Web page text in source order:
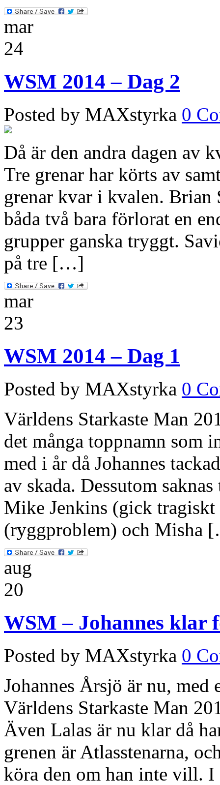
mar
24
WSM 2014 – Dag 2
Posted by MAXstyrka 0
Då är den andra dagen av
Tre grenar har körts av
grenar kvar i kvalen. Brian
båda två bara förlorat en
grupper ganska tryggt.
på tre […]
mar
23
WSM 2014 – Dag 1
Posted by MAXstyrka 0
Världens Starkaste Man
det många toppnamn som
med i år då Johannes
av skada. Dessutom
Mike Jenkins (gick tragiskt
(ryggproblem) och Misha
aug
20
WSM – Johannes klar
Posted by MAXstyrka 0
Johannes Årsjö är nu,
Världens Starkaste Man
Även Lalas är nu klar då
grenen är Atlasstenarna,
köra den om han inte vill.